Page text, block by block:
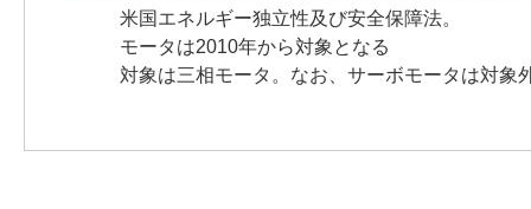
米国エネルギー独立性及び安全保障法。
モータは2010年から対象となる
対象は三相モータ。なお、サーボモータは対象